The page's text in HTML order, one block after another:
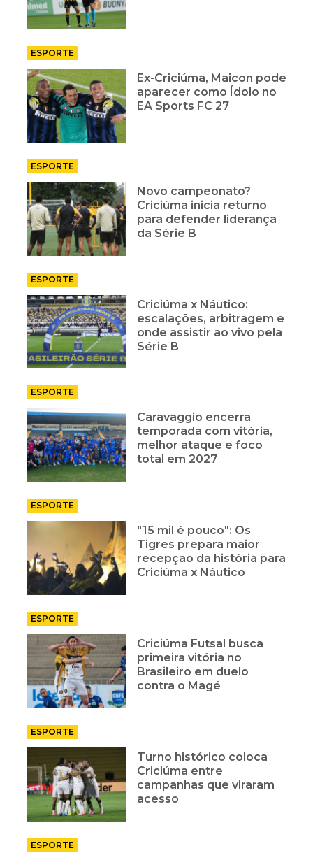
ESPORTE
Ex-Criciúma, Maicon pode
aparecer como Ídolo no
EA Sports FC 27
ESPORTE
Novo campeonato?
Criciúma inicia returno
para defender liderança
da Série B
ESPORTE
Criciúma x Náutico:
escalações, arbitragem e
onde assistir ao vivo pela
Série B
ESPORTE
Caravaggio encerra
temporada com vitória,
melhor ataque e foco
total em 2027
ESPORTE
"15 mil é pouco": Os
Tigres prepara maior
recepção da história para
Criciúma x Náutico
ESPORTE
Criciúma Futsal busca
primeira vitória no
Brasileiro em duelo
contra o Magé
ESPORTE
Turno histórico coloca
Criciúma entre
campanhas que viraram
acesso
ESPORTE